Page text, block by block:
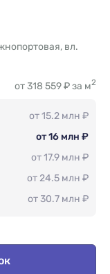
, вл.
от 318 559 ₽ за м2
от 15.2 млн ₽
от 16 млн ₽
от 17.9 млн ₽
от 24.5 млн ₽
от 30.7 млн ₽